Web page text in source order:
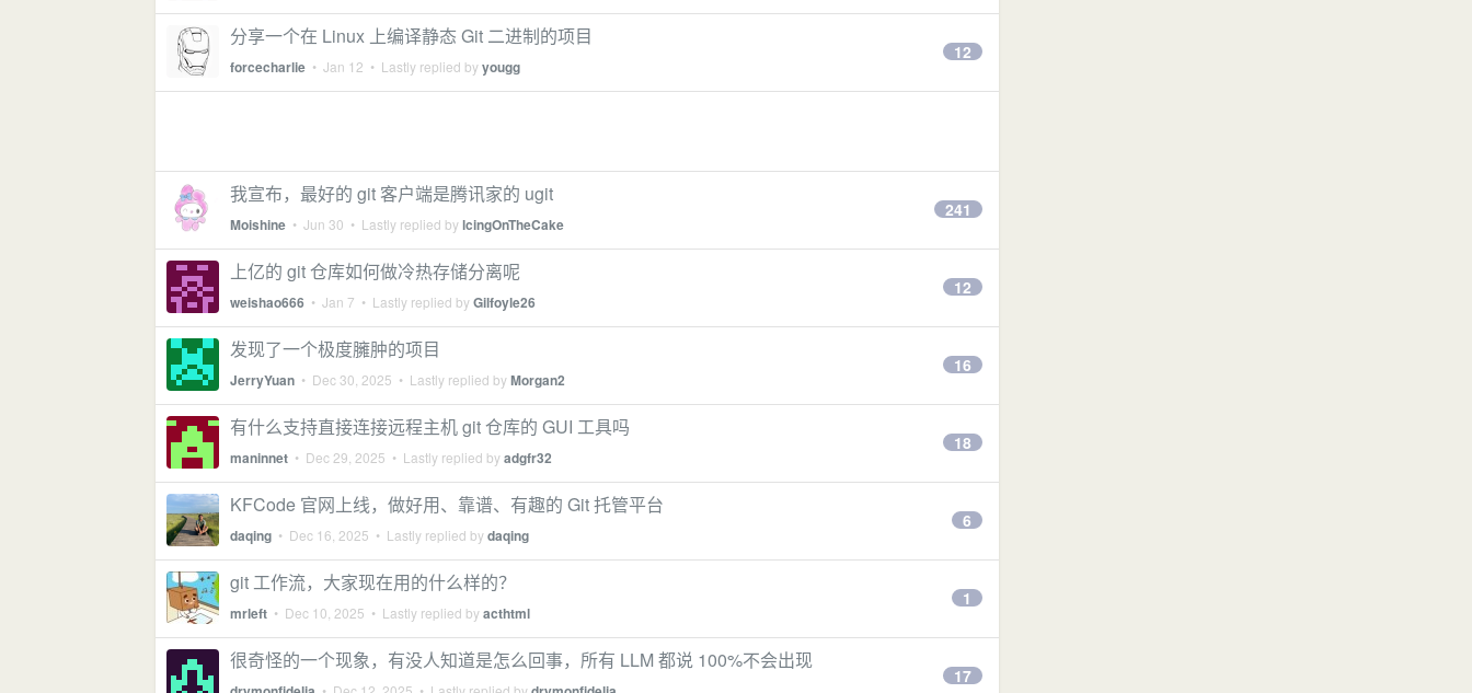
分享一个在 Linux 上编译静态 Git 二进制的项目
forcecharlie • Jan 12 • Lastly replied byyougg
12
我宣布，最好的 git 客户端是腾讯家的 ugit
Moishine • Jun 30 • Lastly replied bylcingOnTheCake
241
上亿的 git 仓库如何做冷热存储分离呢
weishao666 • Jan 7 • Lastly replied byGilfoyle26
12
发现了一个极度臃肿的项目
JerryYuan • Dec 30, 2025 • Lastly replied byMorgan2
16
有什么支持直接连接远程主机 git 仓库的 GUI 工具吗
maninnet • Dec 29, 2025 • Lastly replied byadgfr32
18
KFCode 官网上线，做好用、靠谱、有趣的 Git 托管平台
daqing • Dec 16, 2025 • Lastly replied bydaqing
6
git 工作流，大家现在用的什么样的？
mrleft • Dec 10, 2025 • Lastly replied byacthtml
1
很奇怪的一个现象，有没人知道是怎么回事，所有 LLM 都说 100%不会出现
17